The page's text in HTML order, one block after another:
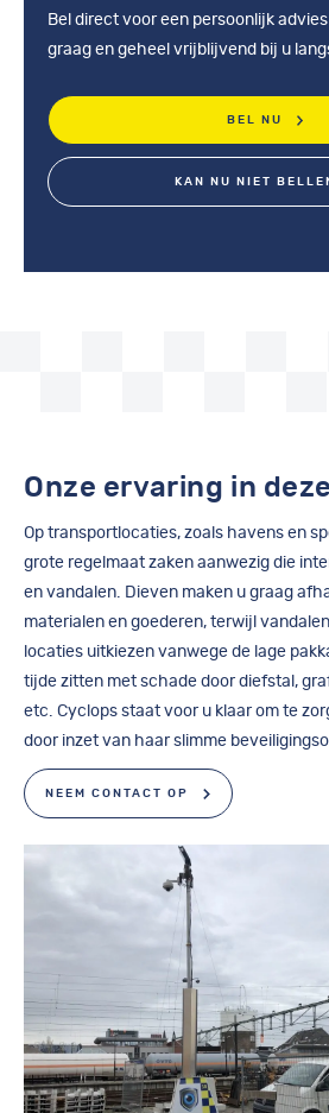
Bel direct voor een persoonlijk
graag en geheel vrijblijvend bij u
BEL NU
KAN NU NIET
Onze ervaring in
Op transportlocaties, zoals havens en
grote regelmaat zaken aanwezig die
en vandalen. Dieven maken u graag
materialen en goederen, terwijl
locaties uitkiezen vanwege de lage
tijde zitten met schade door diefstal,
etc. Cyclops staat voor u klaar om te
door inzet van haar slimme
NEEM CONTACT OP